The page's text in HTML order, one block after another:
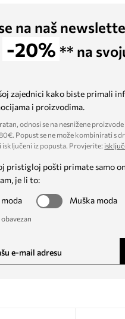
na naš
-20% ** na
zajednici kako biste primali
i proizvodima.
odnosi se na nesnižene
Popust se ne može kombinirati s
iz popusta. Provjerite:
pristigloj pošti primate samo
je li to:
Muška moda